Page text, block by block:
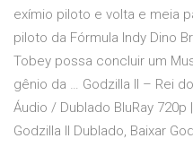
exímio piloto e volta e meia
piloto da Fórmula Indy Dino
Tobey possa concluir um
gênio da … Godzilla II – Rei
Áudio / Dublado BluRay 720p
Godzilla II Dublado, Baixar